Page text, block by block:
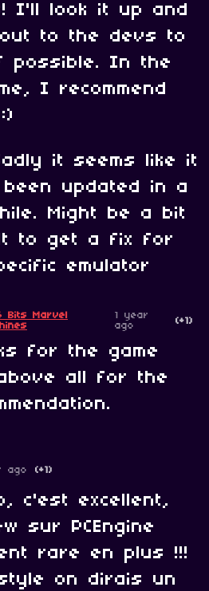
I'll look it up and
to the devs to
possible. In the
I recommend
it seems like it
updated in a
Might be a bit
to get a fix for
emulator
Bits Marvel
1 year
ago
(+1)
for the game
all for the
ago (+1)
c'est excellent,
sur PCEngine
rare en plus !!!
on dirais un